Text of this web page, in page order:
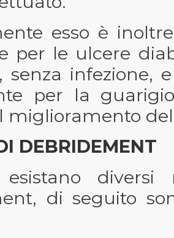
esso è
per le ulcere
senza infezione,
per la
miglioramento
DEBRIDEMENT
esistano
di seguito